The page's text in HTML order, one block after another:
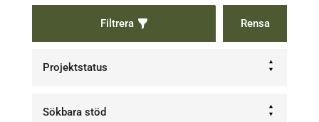
Filtrera
Projektstatus
Sökbara stöd